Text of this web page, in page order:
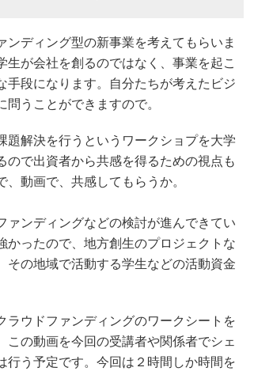
ディング型の新事業を考えてもらいま
が会社を創るのではなく、事業を起こ
段になります。自分たちが考えたビジ
うことができますので。
題解決を行うというワークショプを大学
で出資者から共感を得るための視点も
動画で、共感してもらうか。
ンディングなどの検討が進んできてい
かったので、地方創生のプロジェクトな
その地域で活動する学生などの活動資金
ラウドファンディングのワークシートを
の動画を今回の受講者や関係者でシェ
行う予定です。今回は２時間しか時間を